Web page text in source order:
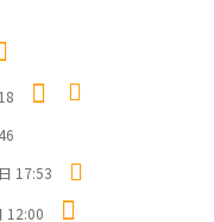
17:53
12:00